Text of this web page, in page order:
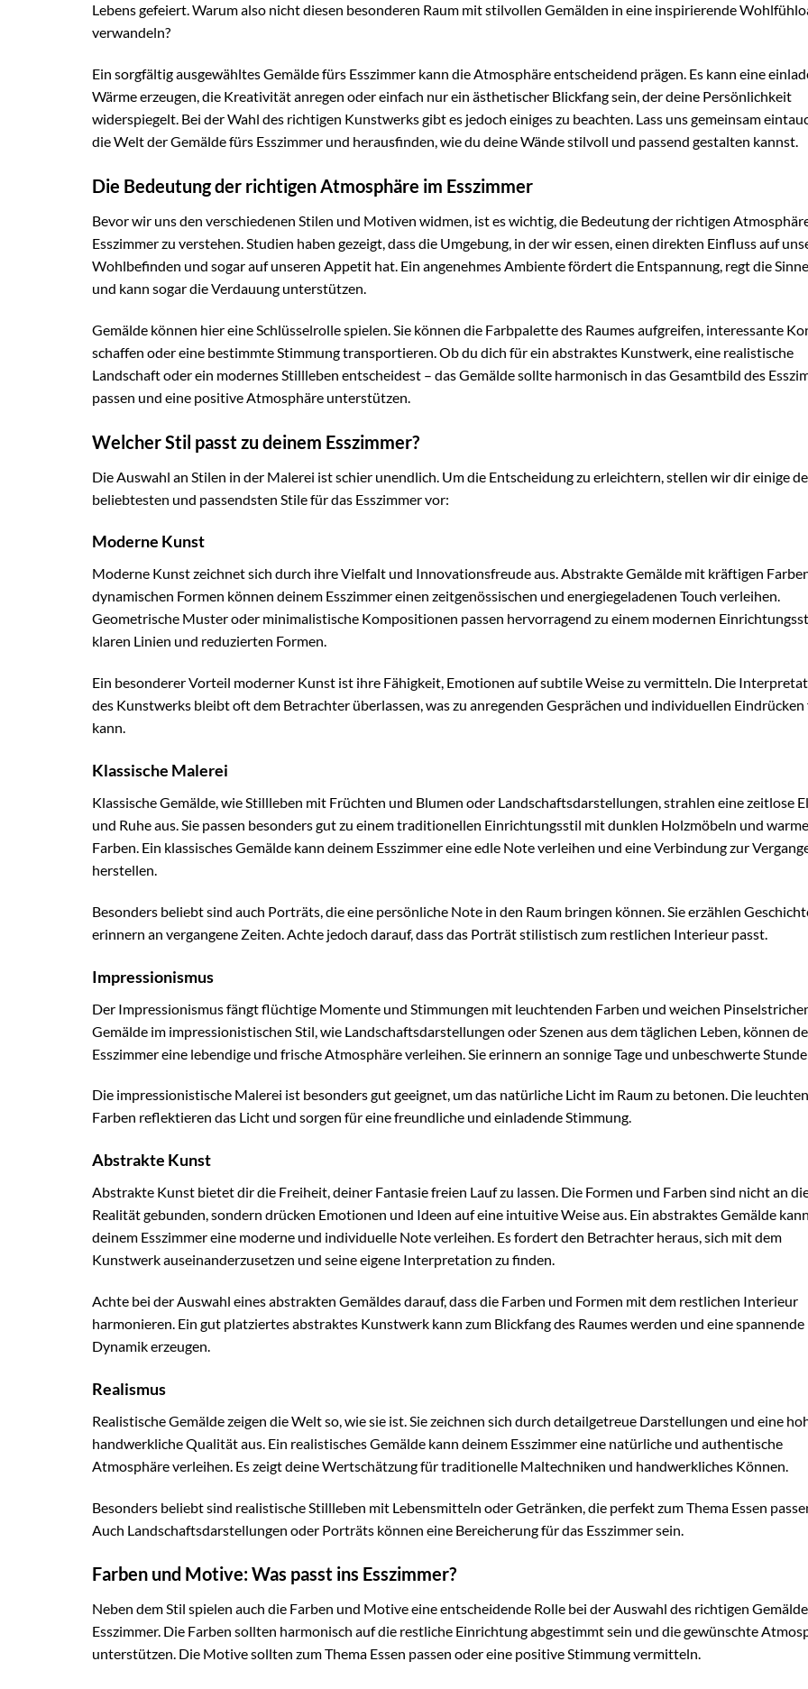
Lebens gefeiert. Warum also nicht diesen besonderen Raum mit stilvollen Gemälden in eine inspirierende
verwandeln?
Ein sorgfältig ausgewähltes Gemälde fürs Esszimmer kann die Atmosphäre entscheidend prägen. Es kann eine
Wärme erzeugen, die Kreativität anregen oder einfach nur ein ästhetischer Blickfang sein, der deine Persönlichkeit
widerspiegelt. Bei der Wahl des richtigen Kunstwerks gibt es jedoch einiges zu beachten. Lass uns gemeinsam
die Welt der Gemälde fürs Esszimmer und herausfinden, wie du deine Wände stilvoll und passend gestalten kannst.
Die Bedeutung der richtigen Atmosphäre im Esszimmer
Bevor wir uns den verschiedenen Stilen und Motiven widmen, ist es wichtig, die Bedeutung der richtigen
Esszimmer zu verstehen. Studien haben gezeigt, dass die Umgebung, in der wir essen, einen direkten Einfluss auf
Wohlbefinden und sogar auf unseren Appetit hat. Ein angenehmes Ambiente fördert die Entspannung, regt die
und kann sogar die Verdauung unterstützen.
Gemälde können hier eine Schlüsselrolle spielen. Sie können die Farbpalette des Raumes aufgreifen, interessante
schaffen oder eine bestimmte Stimmung transportieren. Ob du dich für ein abstraktes Kunstwerk, eine realistische
Landschaft oder ein modernes Stillleben entscheidest – das Gemälde sollte harmonisch in das Gesamtbild des
passen und eine positive Atmosphäre unterstützen.
Welcher Stil passt zu deinem Esszimmer?
Die Auswahl an Stilen in der Malerei ist schier unendlich. Um die Entscheidung zu erleichtern, stellen wir dir einige
beliebtesten und passendsten Stile für das Esszimmer vor:
Moderne Kunst
Moderne Kunst zeichnet sich durch ihre Vielfalt und Innovationsfreude aus. Abstrakte Gemälde mit kräftigen
dynamischen Formen können deinem Esszimmer einen zeitgenössischen und energiegeladenen Touch verleihen.
Geometrische Muster oder minimalistische Kompositionen passen hervorragend zu einem modernen
klaren Linien und reduzierten Formen.
Ein besonderer Vorteil moderner Kunst ist ihre Fähigkeit, Emotionen auf subtile Weise zu vermitteln. Die
des Kunstwerks bleibt oft dem Betrachter überlassen, was zu anregenden Gesprächen und individuellen
kann.
Klassische Malerei
Klassische Gemälde, wie Stillleben mit Früchten und Blumen oder Landschaftsdarstellungen, strahlen eine zeitlose
und Ruhe aus. Sie passen besonders gut zu einem traditionellen Einrichtungsstil mit dunklen Holzmöbeln und
Farben. Ein klassisches Gemälde kann deinem Esszimmer eine edle Note verleihen und eine Verbindung zur
herstellen.
Besonders beliebt sind auch Porträts, die eine persönliche Note in den Raum bringen können. Sie erzählen
erinnern an vergangene Zeiten. Achte jedoch darauf, dass das Porträt stilistisch zum restlichen Interieur passt.
Impressionismus
Der Impressionismus fängt flüchtige Momente und Stimmungen mit leuchtenden Farben und weichen
Gemälde im impressionistischen Stil, wie Landschaftsdarstellungen oder Szenen aus dem täglichen Leben, können
Esszimmer eine lebendige und frische Atmosphäre verleihen. Sie erinnern an sonnige Tage und unbeschwerte
Die impressionistische Malerei ist besonders gut geeignet, um das natürliche Licht im Raum zu betonen. Die
Farben reflektieren das Licht und sorgen für eine freundliche und einladende Stimmung.
Abstrakte Kunst
Abstrakte Kunst bietet dir die Freiheit, deiner Fantasie freien Lauf zu lassen. Die Formen und Farben sind nicht an
Realität gebunden, sondern drücken Emotionen und Ideen auf eine intuitive Weise aus. Ein abstraktes Gemälde kann
deinem Esszimmer eine moderne und individuelle Note verleihen. Es fordert den Betrachter heraus, sich mit dem
Kunstwerk auseinanderzusetzen und seine eigene Interpretation zu finden.
Achte bei der Auswahl eines abstrakten Gemäldes darauf, dass die Farben und Formen mit dem restlichen Interieur
harmonieren. Ein gut platziertes abstraktes Kunstwerk kann zum Blickfang des Raumes werden und eine spannende
Dynamik erzeugen.
Realismus
Realistische Gemälde zeigen die Welt so, wie sie ist. Sie zeichnen sich durch detailgetreue Darstellungen und eine
handwerkliche Qualität aus. Ein realistisches Gemälde kann deinem Esszimmer eine natürliche und authentische
Atmosphäre verleihen. Es zeigt deine Wertschätzung für traditionelle Maltechniken und handwerkliches Können.
Besonders beliebt sind realistische Stillleben mit Lebensmitteln oder Getränken, die perfekt zum Thema Essen
Auch Landschaftsdarstellungen oder Porträts können eine Bereicherung für das Esszimmer sein.
Farben und Motive: Was passt ins Esszimmer?
Neben dem Stil spielen auch die Farben und Motive eine entscheidende Rolle bei der Auswahl des richtigen
Esszimmer. Die Farben sollten harmonisch auf die restliche Einrichtung abgestimmt sein und die gewünschte
unterstützen. Die Motive sollten zum Thema Essen passen oder eine positive Stimmung vermitteln.